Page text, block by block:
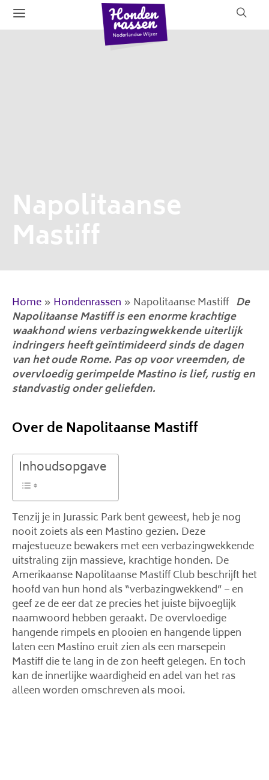
Napolitaanse
Mastiff
Home » Hondenrassen » Napolitaanse Mastiff De
Napolitaanse Mastiff is een enorme krachtige
waakhond wiens verbazingwekkende uiterlijk
indringers heeft geïntimideerd sinds de dagen
van het oude Rome. Pas op voor vreemden, de
overvloedig gerimpelde Mastino is lief, rustig en
standvastig onder geliefden.
Over de Napolitaanse Mastiff
Inhoudsopgave
Tenzij je in Jurassic Park bent geweest, heb je nog
nooit zoiets als een Mastino gezien. Deze
majestueuze bewakers met een verbazingwekkende
uitstraling zijn massieve, krachtige honden. De
Amerikaanse Napolitaanse Mastiff Club beschrijft het
hoofd van hun hond als “verbazingwekkend” – en
geef ze de eer dat ze precies het juiste bijvoeglijk
naamwoord hebben geraakt. De overvloedige
hangende rimpels en plooien en hangende lippen
laten een Mastino eruit zien als een marsepein
Mastiff die te lang in de zon heeft gelegen. En toch
kan de innerlijke waardigheid en adel van het ras
alleen worden omschreven als mooi.